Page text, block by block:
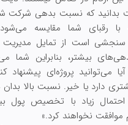
بدانید که نسبت بدهی شرکت
با رقبای شما مقایسه
است از تمایل مدیریت
بیشتر، بنابراین شما
می‌توانید پروژه‌ای پیشنهاد
دارد یا خیر. نسبت بالا
زیاد با تخصیص پول
موافقت نخواهند کرد.»